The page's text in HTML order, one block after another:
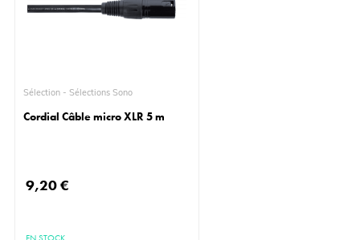
Sélection - Sélections Sono
Cordial Câble micro XLR 5 m
9,20 €
EN STOCK